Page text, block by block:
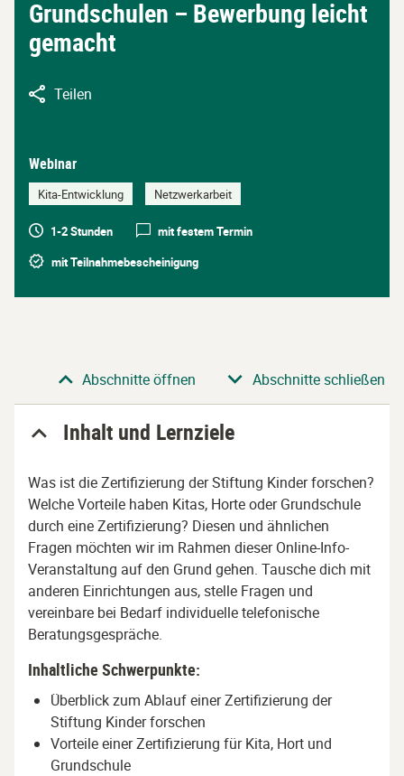
Grundschulen – Bewerbung leicht
gemacht
Teilen
Webinar
Kita-Entwicklung Netzwerkarbeit
1-2 Stunden
mit festem Termin
mit Teilnahmebescheinigung
Abschnitte öffnen Abschnitte schließen
Inhalt und Lernziele
Was ist die Zertifizierung der Stiftung Kinder forschen?
Welche Vorteile haben Kitas, Horte oder Grundschule
durch eine Zertifizierung? Diesen und ähnlichen
Fragen möchten wir im Rahmen dieser Online-Info-
Veranstaltung auf den Grund gehen. Tausche dich mit
anderen Einrichtungen aus, stelle Fragen und
vereinbare bei Bedarf individuelle telefonische
Beratungsgespräche.
Inhaltliche Schwerpunkte:
Überblick zum Ablauf einer Zertifizierung der
Stiftung Kinder forschen
Vorteile einer Zertifizierung für Kita, Hort und
Grundschule